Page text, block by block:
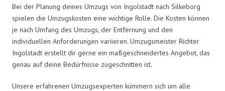
Bei der Planung deines Umzugs von Ingolstadt nach Silkeborg
spielen die Umzugskosten eine wichtige Rolle. Die Kosten können
je nach Umfang des Umzugs, der Entfernung und den
individuellen Anforderungen variieren. Umzugsmeister Richter
Ingolstadt erstellt dir gerne ein maßgeschneidertes Angebot, das
genau auf deine Bedürfnisse zugeschnitten ist.
Unsere erfahrenen Umzugsexperten kümmern sich um alle